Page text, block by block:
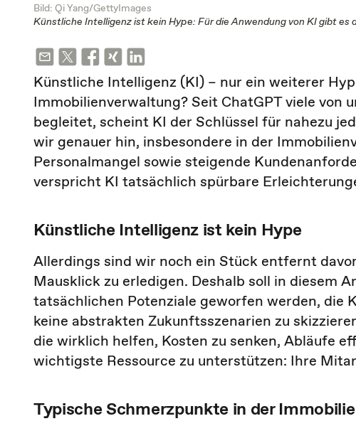
Bild: Qi Yang/GettyImages
Künstliche Intelligenz ist kein Hype: Für die Anwendung von KI gibt es
Künstliche Intelligenz (KI) – nur ein weiterer
Immobilienverwaltung? Seit ChatGPT viele von
begleitet, scheint KI der Schlüssel für nahezu
wir genauer hin, insbesondere in der
Personalmangel sowie steigende
verspricht KI tatsächlich spürbare
Künstliche Intelligenz ist kein Hype
Allerdings sind wir noch ein Stück entfernt
Mausklick zu erledigen. Deshalb soll in diesem
tatsächlichen Potenziale geworfen werden, die
keine abstrakten Zukunftsszenarien zu
die wirklich helfen, Kosten zu senken, Abläufe
wichtigste Ressource zu unterstützen: Ihre
Typische Schmerzpunkte in der